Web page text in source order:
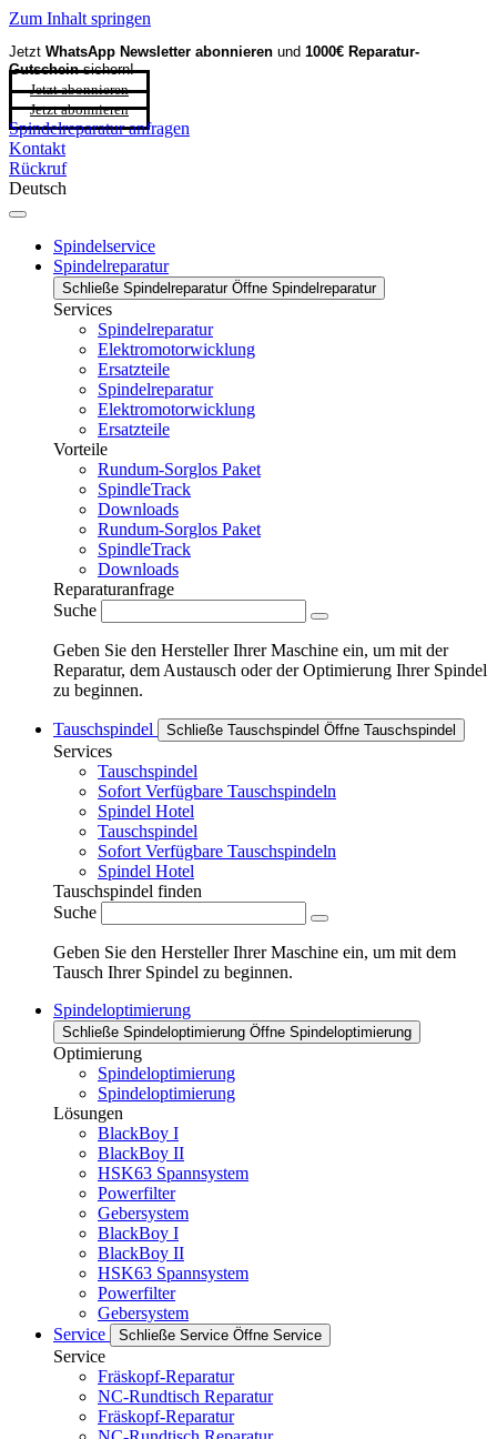
Zum Inhalt springen
Jetzt WhatsApp Newsletter abonnieren und 1000€ Reparatur-
Gutscheinsichern!
Jetzt abonnieren
Jetzt abonnieren
Spindelreparatur anfragen
Kontakt
Rückruf
Deutsch
Spindelservice
Spindelreparatur
Schließe Spindelreparatur Öffne Spindelreparatur
Services
Spindelreparatur
Elektromotorwicklung
Ersatzteile
Spindelreparatur
Elektromotorwicklung
Ersatzteile
Vorteile
Rundum-Sorglos Paket
SpindleTrack
Downloads
Rundum-Sorglos Paket
SpindleTrack
Downloads
Reparaturanfrage
Suche
Geben Sie den Hersteller Ihrer Maschine ein, um mit der
Reparatur, dem Austausch oder der Optimierung Ihrer Spindel
zu beginnen.
Tauschspindel Schließe Tauschspindel Öffne Tauschspindel
Services
Tauschspindel
Sofort Verfügbare Tauschspindeln
Spindel Hotel
Tauschspindel
Sofort Verfügbare Tauschspindeln
Spindel Hotel
Tauschspindel finden
Suche
Geben Sie den Hersteller Ihrer Maschine ein, um mit dem
Tausch Ihrer Spindel zu beginnen.
Spindeloptimierung
Schließe Spindeloptimierung Öffne Spindeloptimierung
Optimierung
Spindeloptimierung
Spindeloptimierung
Lösungen
BlackBoy I
BlackBoy II
HSK63 Spannsystem
Powerfilter
Gebersystem
BlackBoy I
BlackBoy II
HSK63 Spannsystem
Powerfilter
Gebersystem
Service
Schließe Service Öffne Service
Service
Fräskopf-Reparatur
NC-Rundtisch Reparatur
Fräskopf-Reparatur